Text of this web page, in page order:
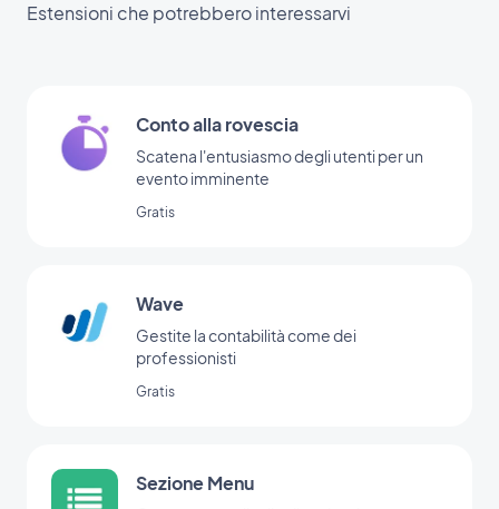
Estensioni che potrebbero interessarvi
Conto alla rovescia
Scatena l'entusiasmo degli utenti per un
evento imminente
Gratis
Wave
Gestite la contabilità come dei
professionisti
Gratis
Sezione Menu